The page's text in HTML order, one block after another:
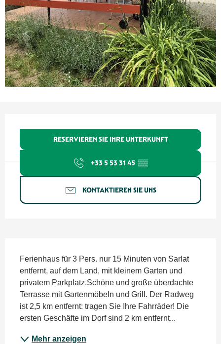
RESERVIEREN SIE IHRE UNTERKUNFT
+33 5 53 31 45 ▒▒
KONTAKTIEREN SIE UNS
Ferienhaus für 3 Pers. nur 15 Minuten von Sarlat
entfernt, auf dem Land, mit kleinem Garten und
privatem Parkplatz.Schöne und große überdachte
Terrasse mit Gartenmöbeln und Grill. Der Radweg
ist 2,5 km entfernt: tragen Sie Ihre Fahrräder! Die
ersten Geschäfte im Dorf sind 2 km entfernt...
Mehr anzeigen